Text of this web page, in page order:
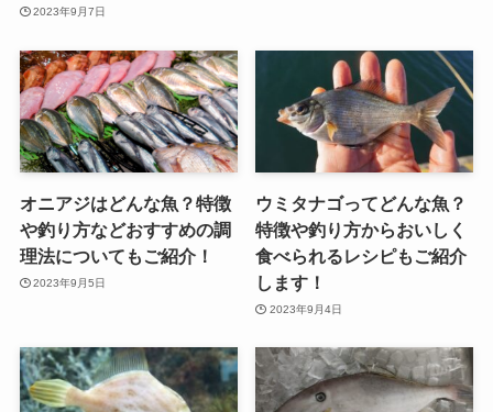
2023年9月7日
オニアジはどんな魚？特徴
や釣り方などおすすめの調
理法についてもご紹介！
2023年9月5日
ウミタナゴってどんな魚？
特徴や釣り方からおいしく
食べられるレシピもご紹介
します！
2023年9月4日